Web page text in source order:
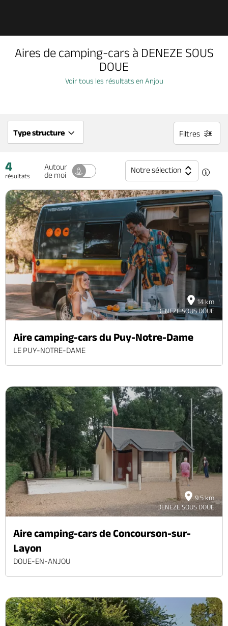
À voir, à faire
Dormir, manger
Séjours, cadeaux
Billetterie en ligne
Brochures & Cartes Offices de tourisme Comment venir ? Ecrivez-nous
Aires de camping-cars à DENEZE SOUS
DOUE
Voir tous les résultats en Anjou
Type structure Filtres
4
résultats
Autour
de moi
Notre sélection
14 km
DENEZE SOUS DOUE
Aire camping-cars du Puy-Notre-Dame
LE PUY-NOTRE-DAME
9.5 km
DENEZE SOUS DOUE
Aire camping-cars de Concourson-sur-
Layon
DOUE-EN-ANJOU